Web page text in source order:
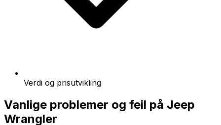
Verdi og prisutvikling
Vanlige problemer og feil på Jeep
Wrangler